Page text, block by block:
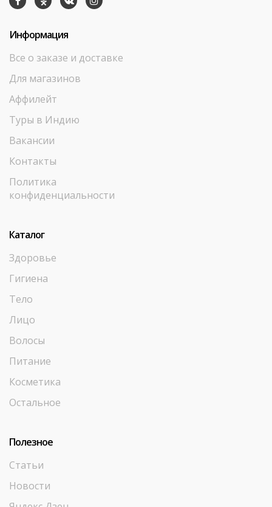
Информация
Все о заказе и доставке
Для магазинов
Аффилейт
Туры в Индию
Вакансии
Контакты
Политика
конфиденциальности
Каталог
Здоровье
Гигиена
Тело
Лицо
Волосы
Питание
Косметика
Остальное
Полезное
Статьи
Новости